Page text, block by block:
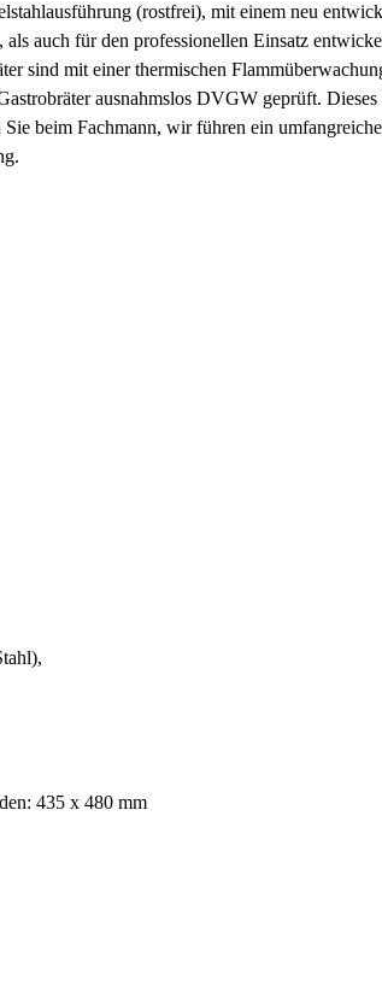
(rostfrei), mit einem neu
auch für den professionellen Einsatz
sind mit einer thermischen
ausnahmslos DVGW geprüft.
beim Fachmann, wir führen ein
435 x 480 mm